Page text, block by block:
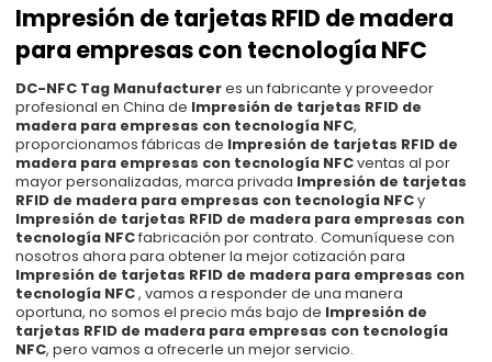
Impresión de tarjetas RFID de madera
para empresas con tecnología NFC
DC-NFC Tag Manufactureres un fabricante y proveedor
profesional en China de Impresión de tarjetas RFID de
madera para empresas con tecnología NFC,
proporcionamos fábricas de Impresión de tarjetas RFID de
madera para empresas con tecnología NFCventas al por
mayor personalizadas, marca privada Impresión de tarjetas
RFID de madera para empresas con tecnología NFCy
Impresión de tarjetas RFID de madera para empresas con
tecnología NFCfabricación por contrato. Comuníquese con
nosotros ahora para obtener la mejor cotización para
Impresión de tarjetas RFID de madera para empresas con
tecnología NFC, vamos a responder de una manera
oportuna, no somos el precio más bajo de Impresión de
tarjetas RFID de madera para empresas con tecnología
NFC, pero vamos a ofrecerle un mejor servicio.